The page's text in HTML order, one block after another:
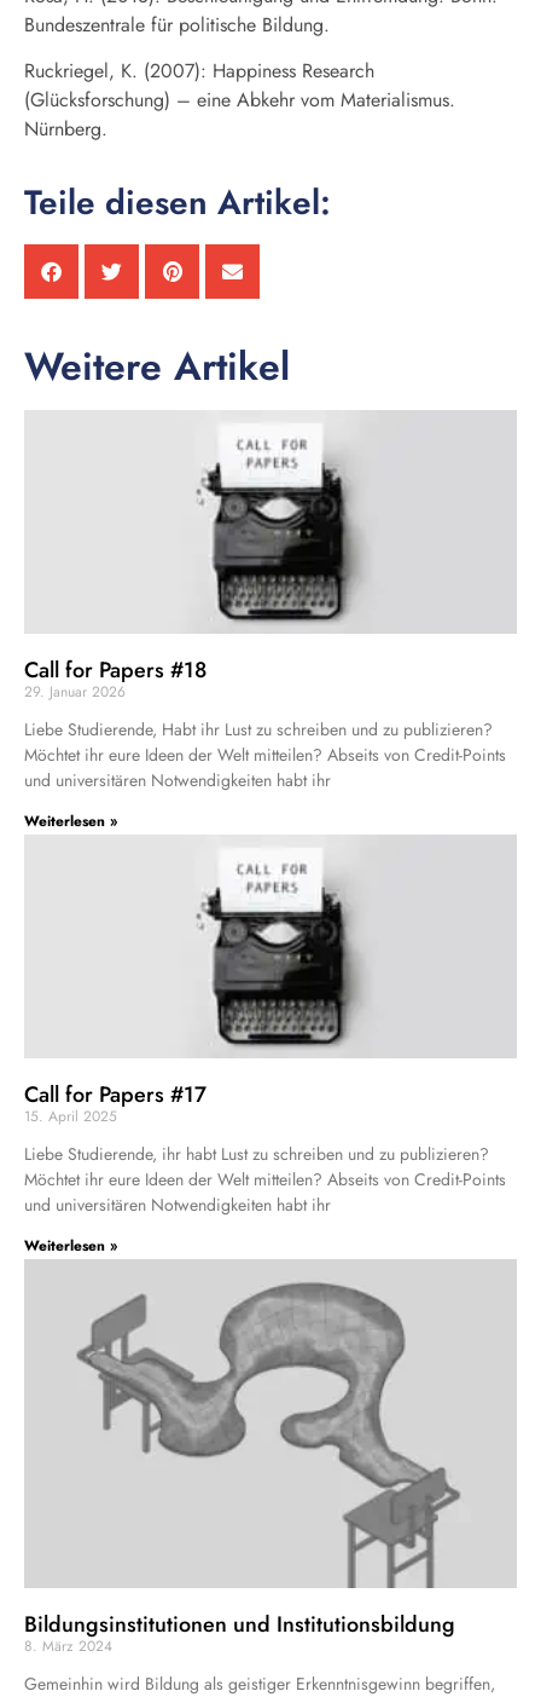
Bundeszentrale für politische Bildung.
Ruckriegel, K. (2007): Happiness Research
(Glücksforschung) – eine Abkehr vom Materialismus.
Nürnberg.
Teile diesen Artikel:
Weitere Artikel
Call for Papers #18
29. Januar 2026
Liebe Studierende, Habt ihr Lust zu schreiben und zu publizieren?
Möchtet ihr eure Ideen der Welt mitteilen? Abseits von Credit-Points
und universitären Notwendigkeiten habt ihr
Weiterlesen »
Call for Papers #17
15. April 2025
Liebe Studierende, ihr habt Lust zu schreiben und zu publizieren?
Möchtet ihr eure Ideen der Welt mitteilen? Abseits von Credit-Points
und universitären Notwendigkeiten habt ihr
Weiterlesen »
Bildungsinstitutionen und Institutionsbildung
8. März 2024
Gemeinhin wird Bildung als geistiger Erkenntnisgewinn begriffen,